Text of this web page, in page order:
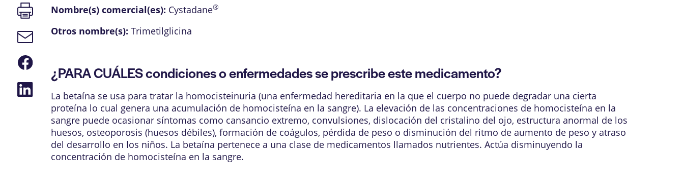
Nombre(s) comercial(es): Cystadane®
Otros nombre(s): Trimetilglicina
¿PARA CUÁLES condiciones o enfermedades se prescribe este medicamento?
La betaína se usa para tratar la homocisteinuria (una enfermedad hereditaria en la que el cuerpo no puede degradar una cierta
proteína lo cual genera una acumulación de homocisteína en la sangre). La elevación de las concentraciones de homocisteína en la
sangre puede ocasionar síntomas como cansancio extremo, convulsiones, dislocación del cristalino del ojo, estructura anormal de los
huesos, osteoporosis (huesos débiles), formación de coágulos, pérdida de peso o disminución del ritmo de aumento de peso y atraso
del desarrollo en los niños. La betaína pertenece a una clase de medicamentos llamados nutrientes. Actúa disminuyendo la
concentración de homocisteína en la sangre.
Imprimir
página
Enlace
de
correo
electrónico
Compartir
en
Facebook
Compartir
en
LinkedIn